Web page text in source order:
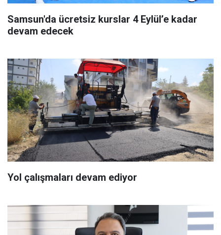
Samsun'da ücretsiz kurslar 4 Eylül’e kadar
devam edecek
Yol çalışmaları devam ediyor